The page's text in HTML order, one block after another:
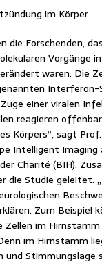
im Körper
die Forschenden,
Vorgänge
waren: Die
Interferon-
einer viralen
reagieren
Körpers“, sagt
Intelligent Imaging
Charité (BIH).
die Studie geleitet.
Zum Beispiel
im
im Hirnstamm
Stimmungslage